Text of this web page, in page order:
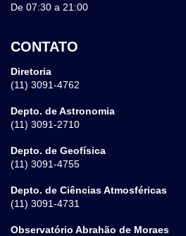
De 07:30 a 21:00
CONTATO
Diretoria
(11) 3091-4762
Depto. de Astronomia
(11) 3091-2710
Depto. de Geofísica
(11) 3091-4755
Depto. de Ciências Atmosféricas
(11) 3091-4731
Observatório Abrahão de Moraes